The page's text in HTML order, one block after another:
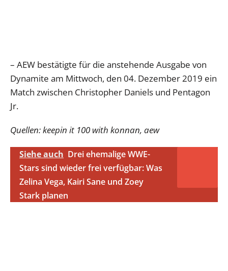
– AEW bestätigte für die anstehende Ausgabe von
Dynamite am Mittwoch, den 04. Dezember 2019 ein
Match zwischen Christopher Daniels und Pentagon
Jr.
Quellen: keepin it 100 with konnan, aew
Siehe auch Drei ehemalige WWE-
Stars sind wieder frei verfügbar: Was
Zelina Vega, Kairi Sane und Zoey
Stark planen